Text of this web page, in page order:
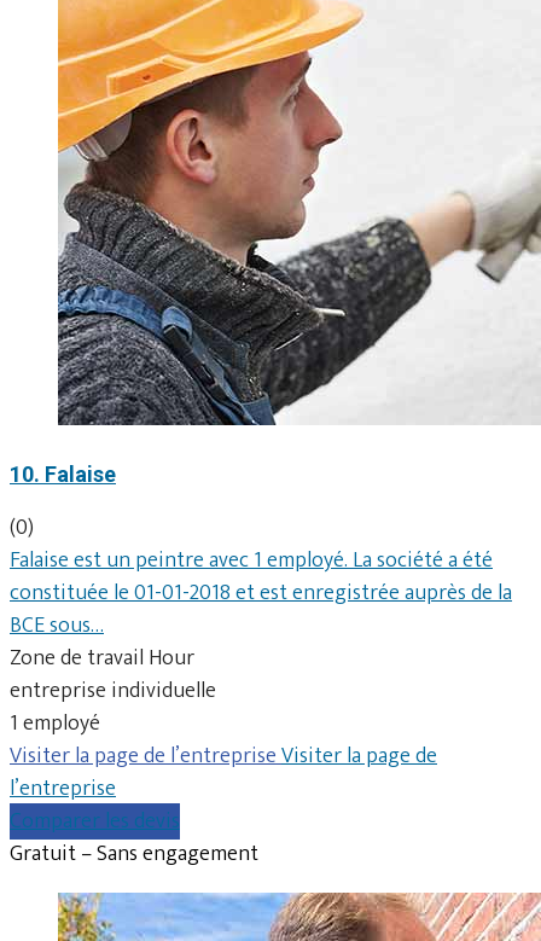
10. Falaise
(0)
Falaise est un peintre avec 1 employé. La société a été
constituée le 01-01-2018 et est enregistrée auprès de la
BCE sous…
Zone de travail Hour
entreprise individuelle
1 employé
Visiter la page de l’entrepriseVisiter la page de
l’entreprise
Comparer les devis
Gratuit – Sans engagement